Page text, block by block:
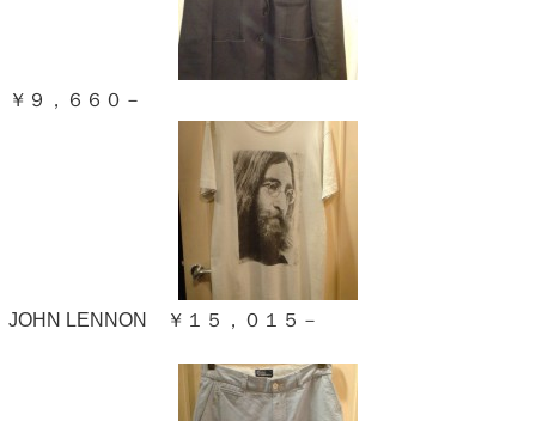
￥９，６６０－
JOHN LENNON ￥１５，０１５－